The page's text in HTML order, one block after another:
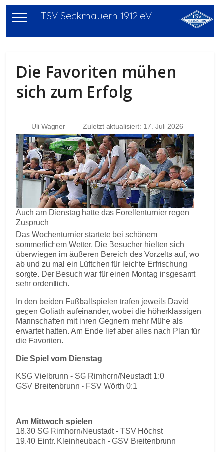
Mobile Menu Toggle
TSV Seckmauern 1912 eV
Die Favoriten mühen
sich zum Erfolg
Uli Wagner Zuletzt aktualisiert: 17. Juli 2026
Auch am Dienstag hatte das Forellenturnier regen
Zuspruch
Das Wochenturnier startete bei schönem
sommerlichem Wetter. Die Besucher hielten sich
überwiegen im äußeren Bereich des Vorzelts auf, wo
ab und zu mal ein Lüftchen für leichte Erfrischung
sorgte. Der Besuch war für einen Montag insgesamt
sehr ordentlich.
In den beiden Fußballspielen trafen jeweils David
gegen Goliath aufeinander, wobei die höherklassigen
Mannschaften mit ihren Gegnern mehr Mühe als
erwartet hatten. Am Ende lief aber alles nach Plan für
die Favoriten.
Die Spiel vom Dienstag
KSG Vielbrunn - SG Rimhorn/Neustadt 1:0
GSV Breitenbrunn - FSV Wörth 0:1
Am Mittwoch spielen
18.30 SG Rimhorn/Neustadt - TSV Höchst
19.40 Eintr. Kleinheubach - GSV Breitenbrunn